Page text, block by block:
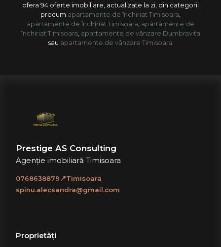
ofera 94 oferte imobiliare, actualizate la zi, din categorii
precum apartamente de închiriat Timisoara
apartamente de închiriat Timisoara apartamente de
închiriat Timisoara apartamente de vânzare Dumbravita
sau apartamente de vânzare Timisoara
Prestige AS Consulting
Agenție imobiliară Timisoara
0768638879📍Timisoara
spinu.alecsandra@gmail.com
Proprietăți